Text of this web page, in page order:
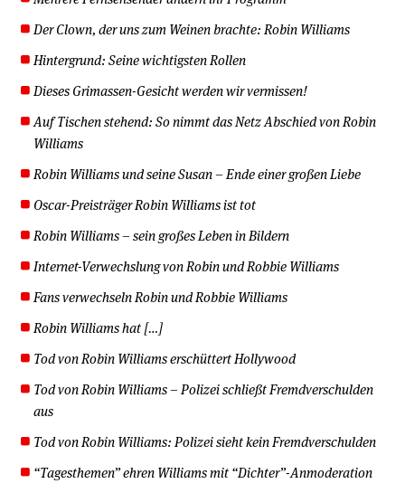
Der Clown, der uns zum Weinen brachte: Robin Williams
Hintergrund: Seine wichtigsten Rollen
Dieses Grimassen-Gesicht werden wir vermissen!
Auf Tischen stehend: So nimmt das Netz Abschied von Robin
Williams
Robin Williams und seine Susan – Ende einer großen Liebe
Oscar-Preisträger Robin Williams ist tot
Robin Williams – sein großes Leben in Bildern
Internet-Verwechslung von Robin und Robbie Williams
Fans verwechseln Robin und Robbie Williams
Robin Williams hat […]
Tod von Robin Williams erschüttert Hollywood
Tod von Robin Williams – Polizei schließt Fremdverschulden
aus
Tod von Robin Williams: Polizei sieht kein Fremdverschulden
“Tagesthemen” ehren Williams mit “Dichter”-Anmoderation